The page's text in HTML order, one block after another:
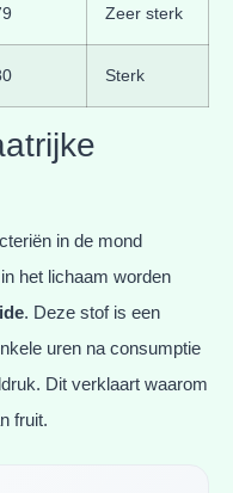
Zeer sterk
Sterk
in de mond
het lichaam worden
. Deze stof is een
uren na consumptie
Dit verklaart waarom
fruit.